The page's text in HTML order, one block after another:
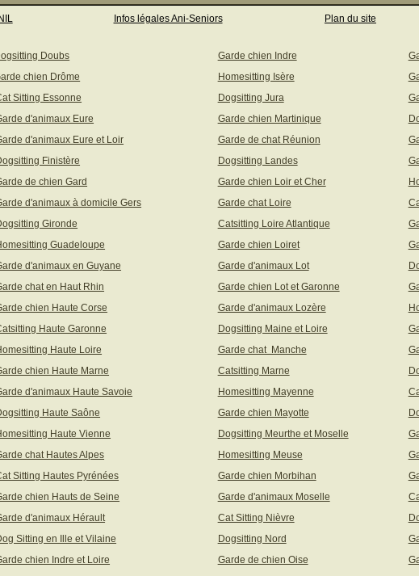
Infos légales Ani-Seniors Plan du site
Doubs Garde chien Indre
chien Drôme Homesitting Isère
Sitting Essonne Dogsitting Jura
d'animaux Eure Garde chien Martinique
d'animaux Eure et Loir Garde de chat Réunion
Finistère Dogsitting Landes
de chien Gard Garde chien Loir et Cher
d'animaux à domicile Gers Garde chat Loire
Gironde Catsitting Loire Atlantique
Guadeloupe Garde chien Loiret
d'animaux en Guyane Garde d'animaux Lot
chat en Haut Rhin Garde chien Lot et Garonne
chien Haute Corse Garde d'animaux Lozère
Haute Garonne Dogsitting Maine et Loire
Haute Loire Garde chat Manche
chien Haute Marne Catsitting Marne
d'animaux Haute Savoie Homesitting Mayenne
Haute Saône Garde chien Mayotte
Haute Vienne Dogsitting Meurthe et Moselle
chat Hautes Alpes Homesitting Meuse
Sitting Hautes Pyrénées Garde chien Morbihan
chien Hauts de Seine Garde d'animaux Moselle
d'animaux Hérault Cat Sitting Nièvre
Sitting en Ille et Vilaine Dogsitting Nord
chien Indre et Loire Garde de chien Oise